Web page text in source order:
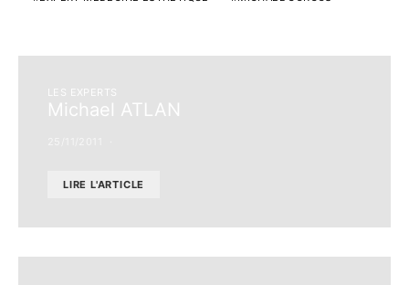
LES EXPERTS
Michael ATLAN
LIRE L'ARTICLE